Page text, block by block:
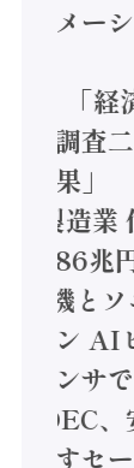
トメーシ
】「経
態調査二
結果」
年製造業
額86兆
電機とソ
コン AI
センサで
/ IDEC、
かすセー